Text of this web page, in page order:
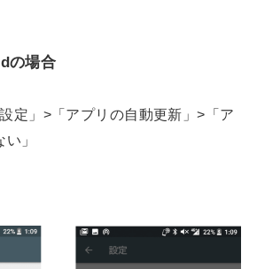
の場合
定」>「アプリの自動更新」>「ア
」